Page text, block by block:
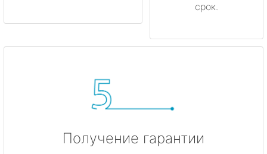
срок.
Получение гарантии